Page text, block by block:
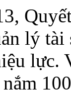
lý tài
lực.